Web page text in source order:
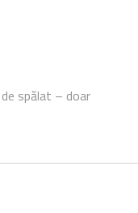
spălat – doar